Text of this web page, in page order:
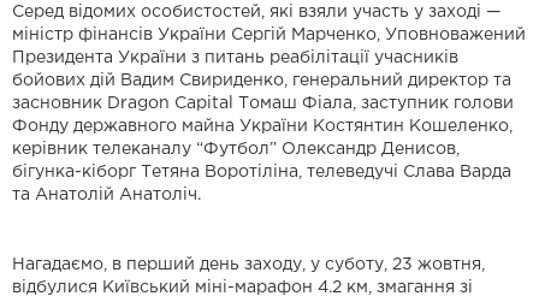
Серед відомих особистостей, які взяли участь у заході —
міністр фінансів України Сергій Марченко, Уповноважений
Президента України з питань реабілітації учасників
бойових дій Вадим Свириденко, генеральний директор та
засновник Dragon Capital Томаш Фіала, заступник голови
Фонду державного майна України Костянтин Кошеленко,
керівник телеканалу “Футбол” Олександр Денисов,
бігунка-кіборг Тетяна Воротіліна, телеведучі Слава Варда
та Анатолій Анатоліч.
Нагадаємо, в перший день заходу, у суботу, 23 жовтня,
відбулися Київський міні-марафон 4.2 км, змагання зі